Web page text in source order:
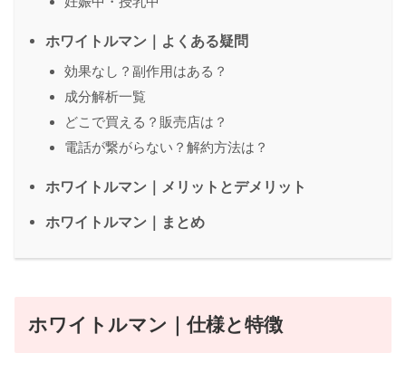
ホワイトルマン｜よくある疑問
効果なし？副作用はある？
成分解析一覧
どこで買える？販売店は？
電話が繋がらない？解約方法は？
ホワイトルマン｜メリットとデメリット
ホワイトルマン｜まとめ
ホワイトルマン｜仕様と特徴